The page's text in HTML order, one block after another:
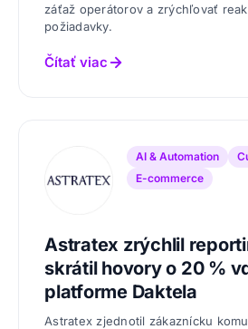
záťaž operátorov a zrýchľovať
požiadavky.
Čítať viac
AI & Automation
E-commerce
Astratex zrýchlil
skrátil hovory o 20 %
platforme Daktela
Astratex zjednotil zákaznícku